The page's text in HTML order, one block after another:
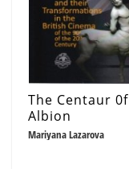
The Centaur 0f
Albion
Mariyana Lazarova